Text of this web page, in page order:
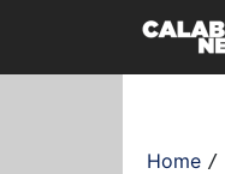
Home /